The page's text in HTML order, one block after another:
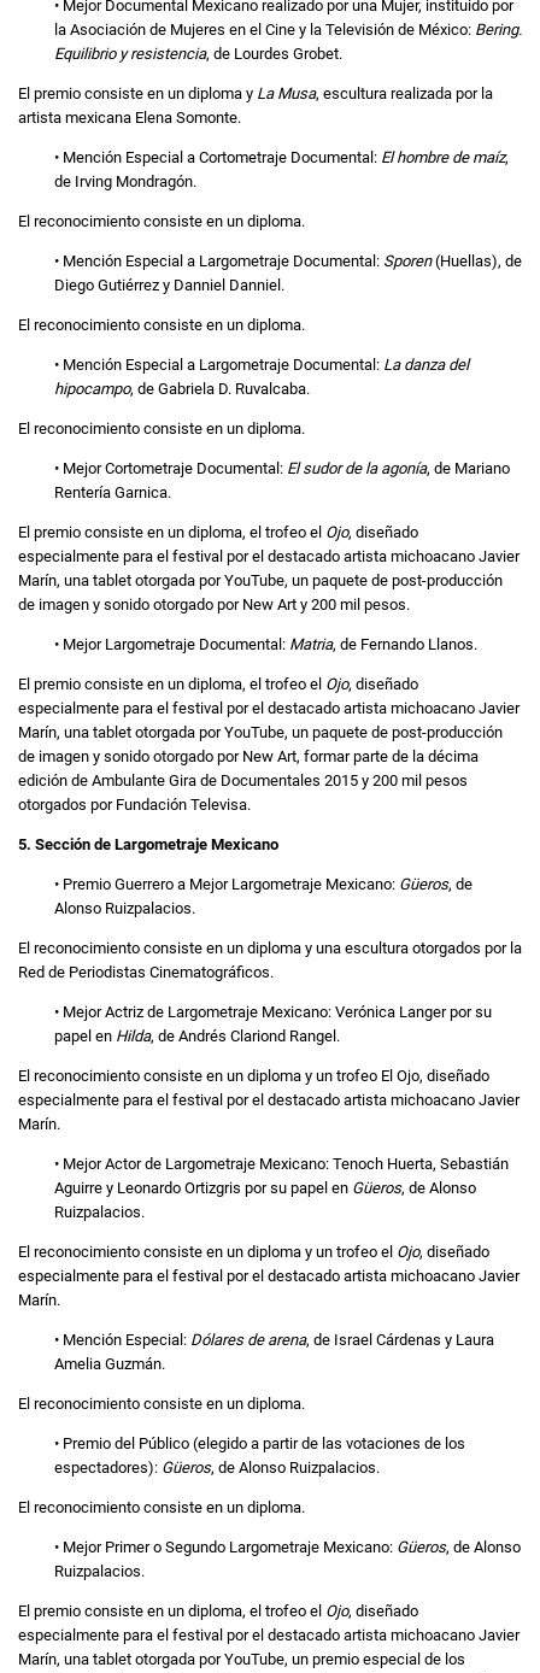
• Mejor Documental Mexicano realizado por una Mujer, instituido por
la Asociación de Mujeres en el Cine y la Televisión de México: Bering.
Equilibrio y resistencia, de Lourdes Grobet.
El premio consiste en un diploma y La Musa, escultura realizada por la
artista mexicana Elena Somonte.
• Mención Especial a Cortometraje Documental: El hombre de maíz,
de Irving Mondragón.
El reconocimiento consiste en un diploma.
• Mención Especial a Largometraje Documental: Sporen(Huellas), de
Diego Gutiérrez y Danniel Danniel.
El reconocimiento consiste en un diploma.
• Mención Especial a Largometraje Documental: La danza del
hipocampo, de Gabriela D. Ruvalcaba.
El reconocimiento consiste en un diploma.
• Mejor Cortometraje Documental: El sudor de la agonía, de Mariano
Rentería Garnica.
El premio consiste en un diploma, el trofeo el Ojo, diseñado
especialmente para el festival por el destacado artista michoacano Javier
Marín, una tablet otorgada por YouTube, un paquete de post-producción
de imagen y sonido otorgado por New Art y 200 mil pesos.
• Mejor Largometraje Documental: Matria, de Fernando Llanos.
El premio consiste en un diploma, el trofeo el Ojo, diseñado
especialmente para el festival por el destacado artista michoacano Javier
Marín, una tablet otorgada por YouTube, un paquete de post-producción
de imagen y sonido otorgado por New Art, formar parte de la décima
edición de Ambulante Gira de Documentales 2015 y 200 mil pesos
otorgados por Fundación Televisa.
5. Sección de Largometraje Mexicano
• Premio Guerrero a Mejor Largometraje Mexicano: Güeros, de
Alonso Ruizpalacios.
El reconocimiento consiste en un diploma y una escultura otorgados por la
Red de Periodistas Cinematográficos.
• Mejor Actriz de Largometraje Mexicano: Verónica Langer por su
papel en Hilda, de Andrés Clariond Rangel.
El reconocimiento consiste en un diploma y un trofeo El Ojo, diseñado
especialmente para el festival por el destacado artista michoacano Javier
Marín.
• Mejor Actor de Largometraje Mexicano: Tenoch Huerta, Sebastián
Aguirre y Leonardo Ortizgris por su papel en Güeros, de Alonso
Ruizpalacios.
El reconocimiento consiste en un diploma y un trofeo el Ojo, diseñado
especialmente para el festival por el destacado artista michoacano Javier
Marín.
• Mención Especial: Dólares de arena, de Israel Cárdenas y Laura
Amelia Guzmán.
El reconocimiento consiste en un diploma.
• Premio del Público (elegido a partir de las votaciones de los
espectadores): Güeros, de Alonso Ruizpalacios.
El reconocimiento consiste en un diploma.
• Mejor Primer o Segundo Largometraje Mexicano: Güeros, de Alonso
Ruizpalacios.
El premio consiste en un diploma, el trofeo el Ojo, diseñado
especialmente para el festival por el destacado artista michoacano Javier
Marín, una tablet otorgada por YouTube, un premio especial de los